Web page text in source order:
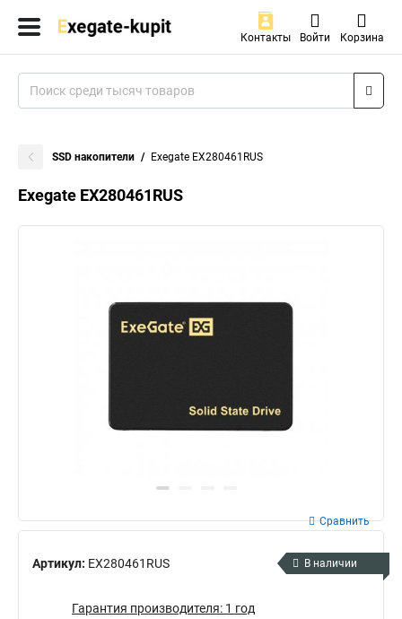
Контакты Войти Корзина
SSD накопители Exegate EX280461RUS
Exegate EX280461RUS
Артикул: EX280461RUS
Сравнить
В наличии
Гарантия производителя: 1 год